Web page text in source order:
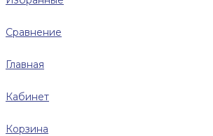
Сравнение
Главная
Кабинет
Корзина